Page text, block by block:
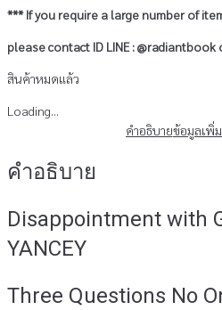
*** If you require a large number of
please contact ID LINE :
สินค้าหมดแล้ว
Loading...
คำอธิบายข้อมูลเพิ่
คำอธิบาย
Disappointment with
YANCEY
Three Questions No